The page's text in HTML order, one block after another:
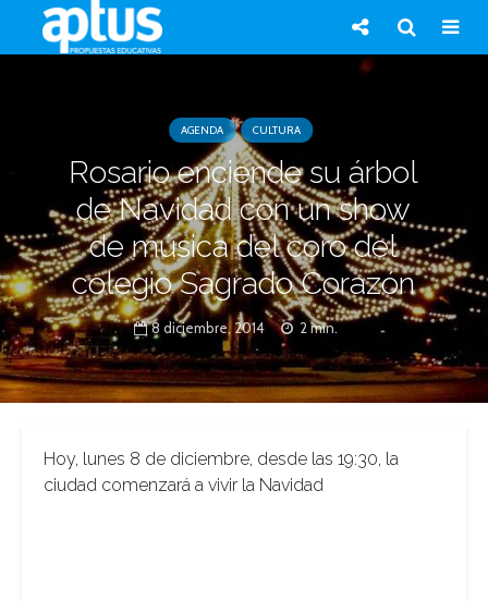
AGENDA CULTURA
Rosario enciende su árbol
de Navidad con un show
de música del coro del
colegio Sagrado Corazón
8 diciembre, 2014 2 min.
Hoy, lunes 8 de diciembre, desde las 19:30, la
ciudad comenzará a vivir la Navidad